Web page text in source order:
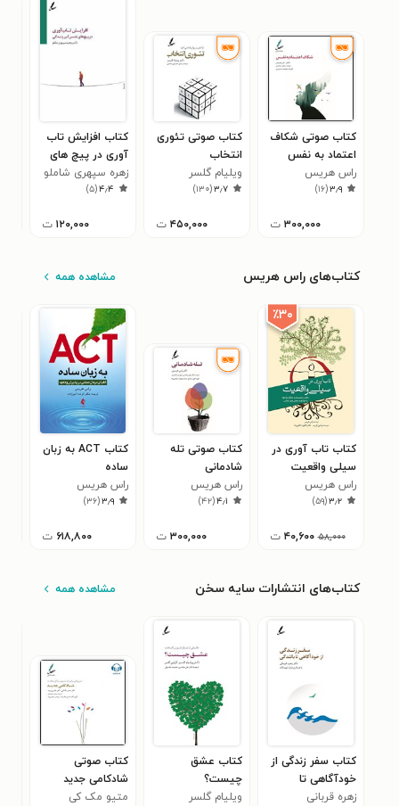
کتاب صوتی شکاف
اعتماد به نفس
راس هریس
۳٫۹(۱۶)
۳۰۰,۰۰۰ ت
کتاب صوتی تئوری
انتخاب
ویلیام گلسر
۳٫۷(۱۳۰)
۴۵۰,۰۰۰ ت
کتاب افزایش تاب
آوری در پیچ های
نفس گیر زندگی
زهره سپهری شاملو
۴٫۴(۵)
۱۲۰,۰۰۰ ت
کتاب‌های راس هریس مشاهده همه
٪۳۰
کتاب تاب آوری در
سیلی واقعیت
راس هریس
۳٫۲(۵۹)
۵۸,۰۰۰ ۴۰,۶۰۰ ت
کتاب صوتی تله
شادمانی
راس هریس
۴٫۱(۴۲)
۳۰۰,۰۰۰ ت
کتاب ACT به زبان
ساده
راس هریس
۳٫۹(۳۶)
۶۱۸,۸۰۰ ت
کتاب‌های انتشارات سایه سخن مشاهده همه
کتاب سفر زندگی از
خودآگاهی تا
بالندگی
زهره قربانی
کتاب عشق
چیست؟
ویلیام گلسر
کتاب صوتی
شادکامی جدید
متیو مک کی